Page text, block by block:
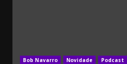
Bob Navarro Novidade Podcast